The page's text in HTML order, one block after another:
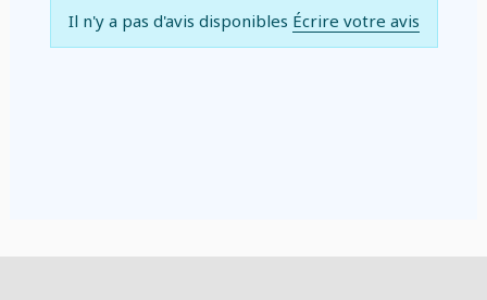
Il n'y a pas d'avis disponibles Écrire votre avis